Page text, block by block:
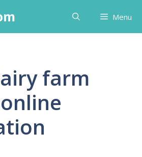
Menu
farm